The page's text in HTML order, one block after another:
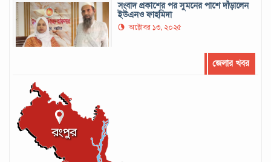
সংবাদ প্রকাশের পর সুমনের পাশে দাঁড়ালেন
ইউএনও ফাহমিদা
অক্টোবর ১৩, ২০২৫
জেলার খবর